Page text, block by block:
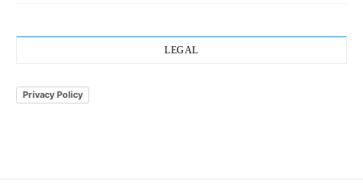
LEGAL
Privacy Policy